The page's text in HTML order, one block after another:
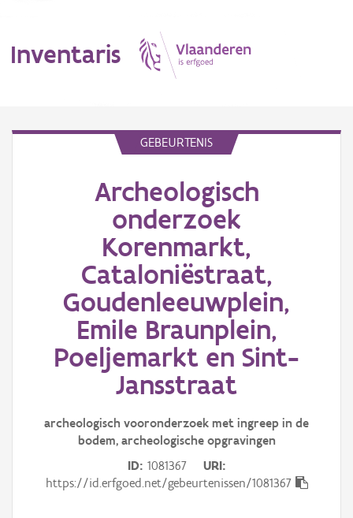
Inventaris
Persoon of collectief
Hergebruik
GEBEURTENIS
Archeologisch
onderzoek
Korenmarkt,
Cataloniëstraat,
Goudenleeuwplein,
Emile Braunplein,
Poeljemarkt en Sint-
Jansstraat
archeologisch vooronderzoek met ingreep in de
bodem, archeologische opgravingen
ID 1081367
URI
https://id.erfgoed.net/gebeurtenissen/1081367